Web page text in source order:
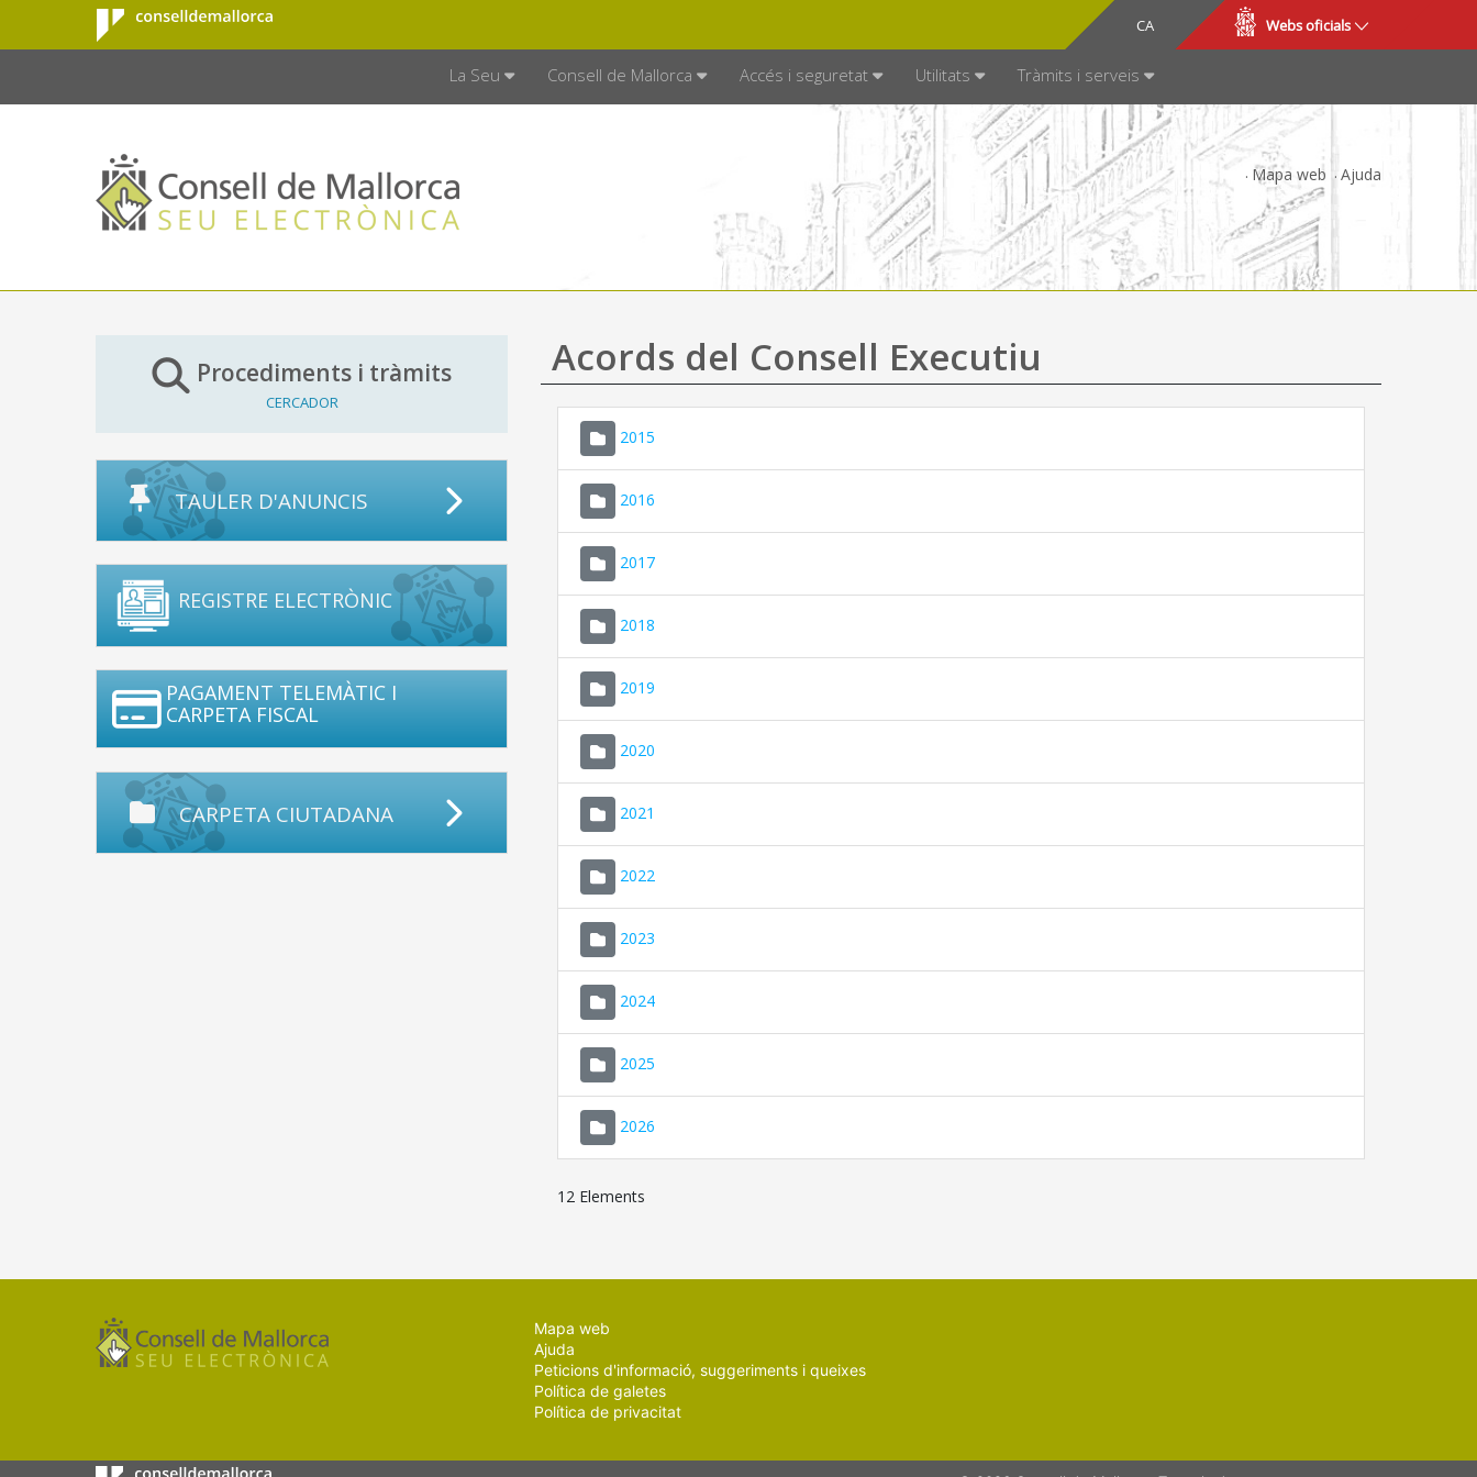
Salta al contingut principal
Consell de
Mallorca
CA
ES Webs oficials
La Seu Consell de Mallorca Accés i seguretat Utilitats Tràmits i serveis
Mapa web Ajuda
Procediments i tràmits
CERCADOR
TAULER D'ANUNCIS
REGISTRE ELECTRÒNIC
PAGAMENT TELEMÀTIC I
CARPETA FISCAL
CARPETA CIUTADANA
Acords del Consell Executiu
2015
2016
2017
2018
2019
2020
2021
2022
2023
2024
2025
2026
12 Elements
Mapa web
Ajuda
Peticions d'informació, suggeriments i queixes
Política de galetes
Política de privacitat